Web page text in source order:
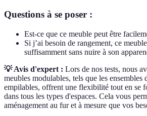
Questions à se poser :
Est-ce que ce meuble peut être
Si j’ai besoin de rangement, ce
suffisamment sans nuire à son
💡 Avis d'expert : Lors de nos tests, nous
meubles modulables, tels que les ensembles
empilables, offrent une flexibilité tout en se
dans tous les types d'espaces. Cela vous
aménagement au fur et à mesure que vos